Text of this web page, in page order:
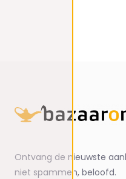
Ontvang de nieuwste
niet spammen, beloofd.